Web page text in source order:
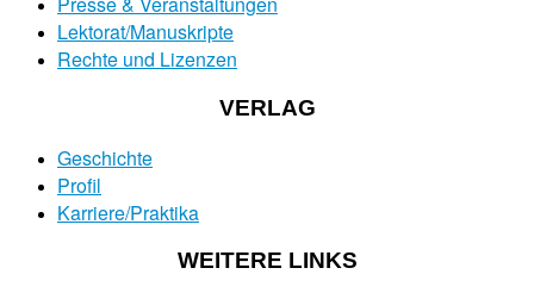
Lektorat/Manuskripte
Rechte und Lizenzen
VERLAG
Geschichte
Profil
Karriere/Praktika
WEITERE LINKS